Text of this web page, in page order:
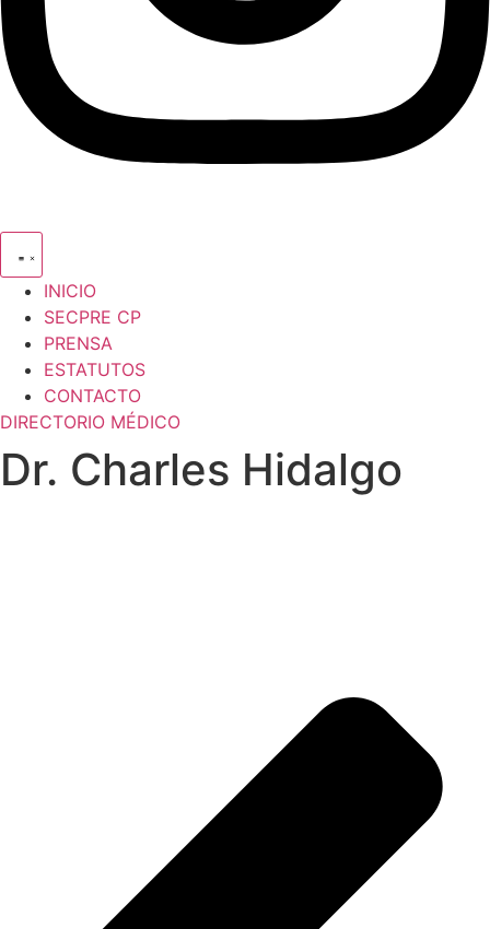
INICIO
SECPRE CP
PRENSA
ESTATUTOS
CONTACTO
DIRECTORIO MÉDICO
Dr. Charles Hidalgo